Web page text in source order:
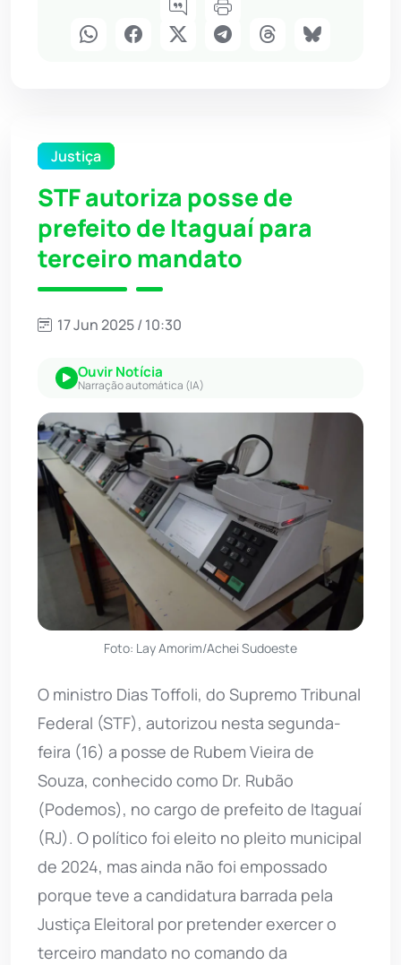
Justiça
STF autoriza posse de
prefeito de Itaguaí para
terceiro mandato
17 Jun 2025 / 10:30
Ouvir Notícia
Narração automática (IA)
Foto: Lay Amorim/Achei Sudoeste
O ministro Dias Toffoli, do Supremo Tribunal
Federal (STF), autorizou nesta segunda-
feira (16) a posse de Rubem Vieira de
Souza, conhecido como Dr. Rubão
(Podemos), no cargo de prefeito de Itaguaí
(RJ). O político foi eleito no pleito municipal
de 2024, mas ainda não foi empossado
porque teve a candidatura barrada pela
Justiça Eleitoral por pretender exercer o
terceiro mandato no comando da